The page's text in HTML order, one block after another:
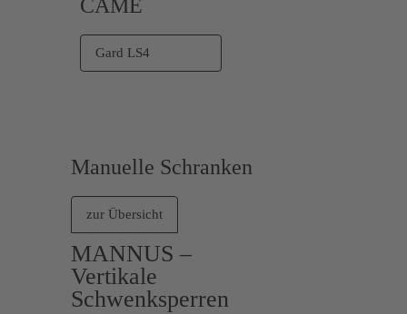
CAME
Gard LS4
Manuelle Schranken
zur Übersicht
MANNUS –
Vertikale
Schwenksperren